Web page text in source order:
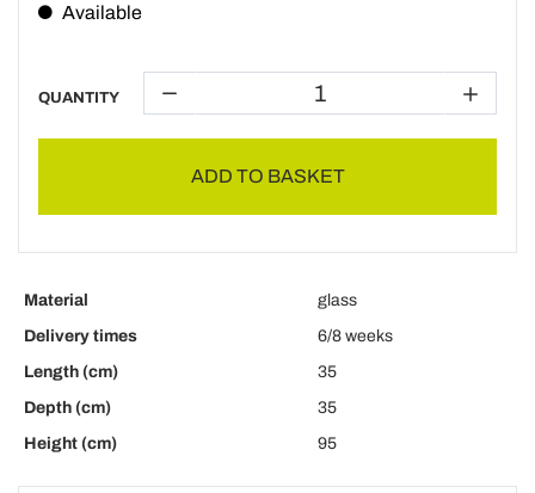
Available
QUANTITY
ADD TO BASKET
Material
glass
Delivery times
6/8 weeks
Length (cm)
35
Depth (cm)
35
Height (cm)
95